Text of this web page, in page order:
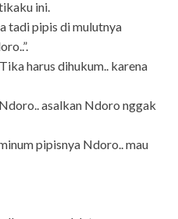
ini.
tadi pipis di mulutnya
harus dihukum.. karena
asalkan Ndoro nggak
pipisnya Ndoro.. mau